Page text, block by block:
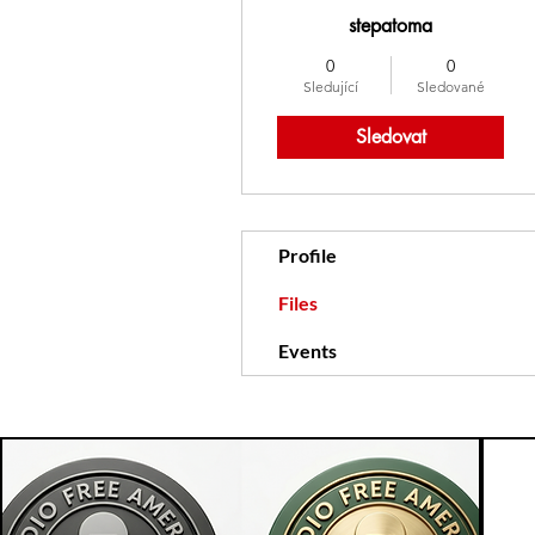
stepatoma
0
Sledující
0
Sledované
Sledovat
Profile
Files
Events